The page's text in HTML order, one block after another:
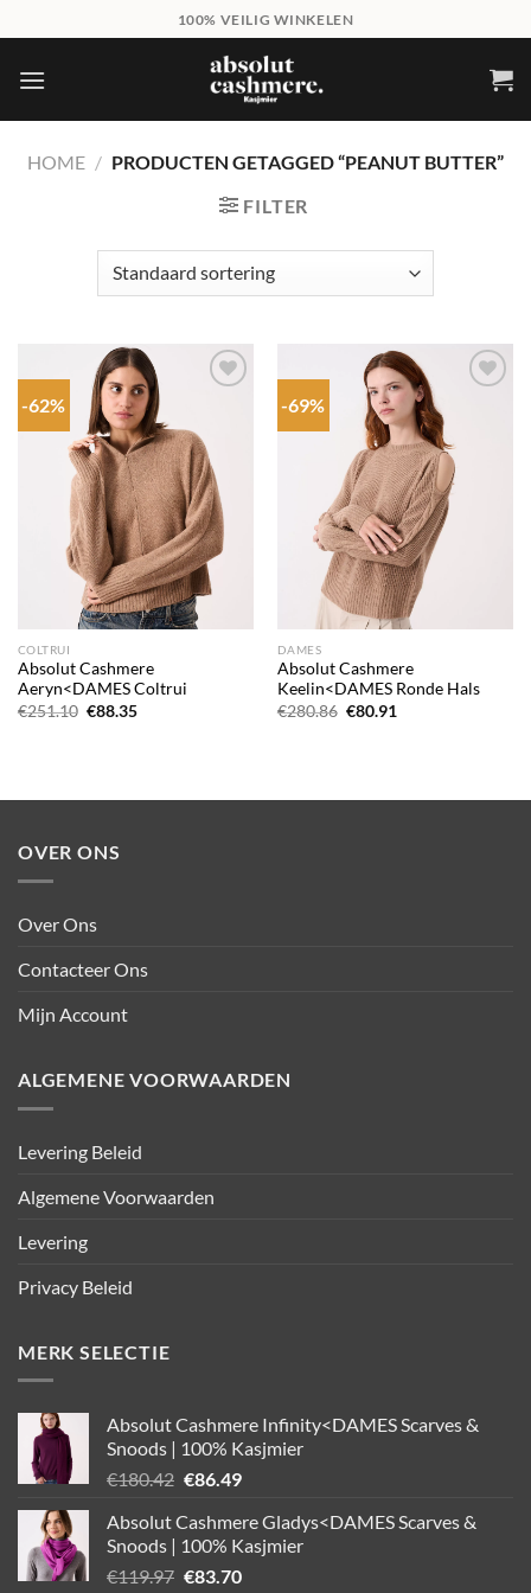
to
content
100% VEILIG WINKELEN
HOME / PRODUCTEN GETAGGED “PEANUT BUTTER”
FILTER
-62%
COLTRUI
Absolut Cashmere
Aeryn<DAMES Coltrui
€251.10 Oorspronkelijke
€88.35Huidige
-69%
DAMES
Absolut Cashmere
Keelin<DAMES Ronde Hals
€280.86 Oorspronkelijke
€80.91
OVER ONS
Over Ons
Contacteer Ons
Mijn Account
ALGEMENE VOORWAARDEN
Levering Beleid
Algemene Voorwaarden
Levering
Privacy Beleid
MERK SELECTIE
Absolut Cashmere Infinity<DAMES Scarves &
Snoods | 100% Kasjmier
€180.42 Oorspronkelijke
was:
€180.42.
€86.49Huidige
is:
€86.49.
Absolut Cashmere Gladys<DAMES Scarves &
Snoods | 100% Kasjmier
€119.97 Oorspronkelijke
€83.70Huidige